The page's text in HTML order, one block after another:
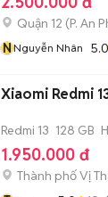
Quận 12 (P. An
NNguyễn Nhân 5.0
Xiaomi Redmi
Redmi 13 128 GB
1.950.000 đ
Thành phố Vị